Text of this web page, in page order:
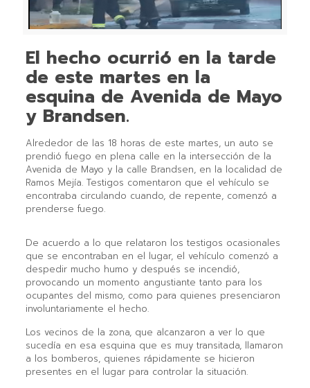
El hecho ocurrió en la tarde
de este martes en la
esquina de Avenida de Mayo
y Brandsen.
Alrededor de las 18 horas de este martes, un auto se
prendió fuego en plena calle en la intersección de la
Avenida de Mayo y la calle Brandsen, en la localidad de
Ramos Mejía. Testigos comentaron que el vehículo se
encontraba circulando cuando, de repente, comenzó a
prenderse fuego.
De acuerdo a lo que relataron los testigos ocasionales
que se encontraban en el lugar, el vehículo comenzó a
despedir mucho humo y después se incendió,
provocando un momento angustiante tanto para los
ocupantes del mismo, como para quienes presenciaron
involuntariamente el hecho.
Los vecinos de la zona, que alcanzaron a ver lo que
sucedía en esa esquina que es muy transitada, llamaron
a los bomberos, quienes rápidamente se hicieron
presentes en el lugar para controlar la situación.